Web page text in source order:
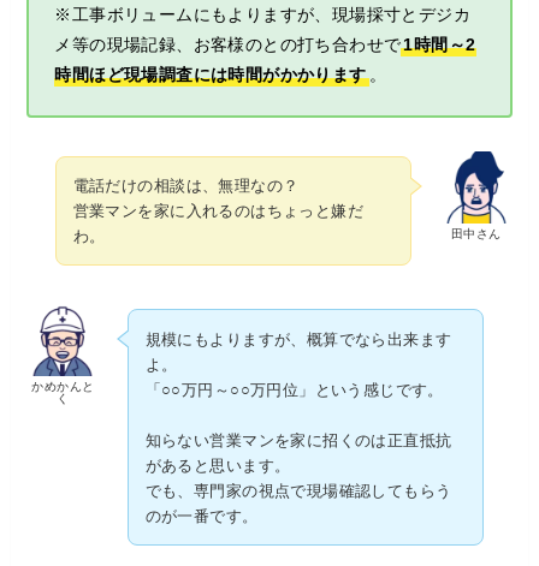
※工事ボリュームにもよりますが、現場採寸とデジカ
メ等の現場記録、お客様のとの打ち合わせで1時間～2
時間ほど現場調査には時間がかかります。
田中さん
電話だけの相談は、無理なの？
営業マンを家に入れるのはちょっと嫌だ
わ。
かめかんと
く
規模にもよりますが、概算でなら出来ます
よ。
「○○万円～○○万円位」という感じです。
知らない営業マンを家に招くのは正直抵抗
があると思います。
でも、専門家の視点で現場確認してもらう
のが一番です。